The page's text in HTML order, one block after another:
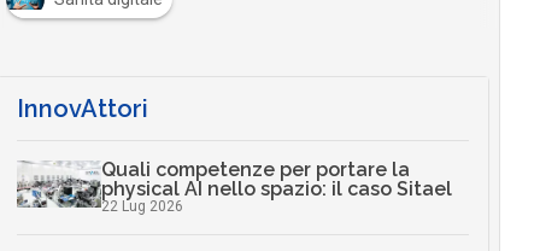
InnovAttori
Quali competenze per portare la
physical AI nello spazio: il caso Sitael
22 Lug 2026